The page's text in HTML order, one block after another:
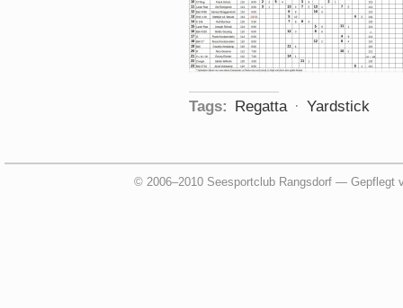
Tags: Regatta · Yardstick
© 2006–2010 Seesportclub Rangsdorf — Gepflegt